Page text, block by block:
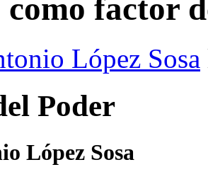
factor
López Sosa
Poder
López Sosa